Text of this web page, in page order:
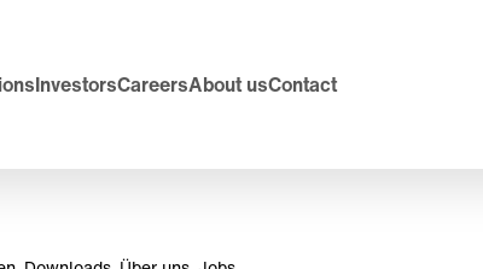
InvestorsCareersAbout usContact